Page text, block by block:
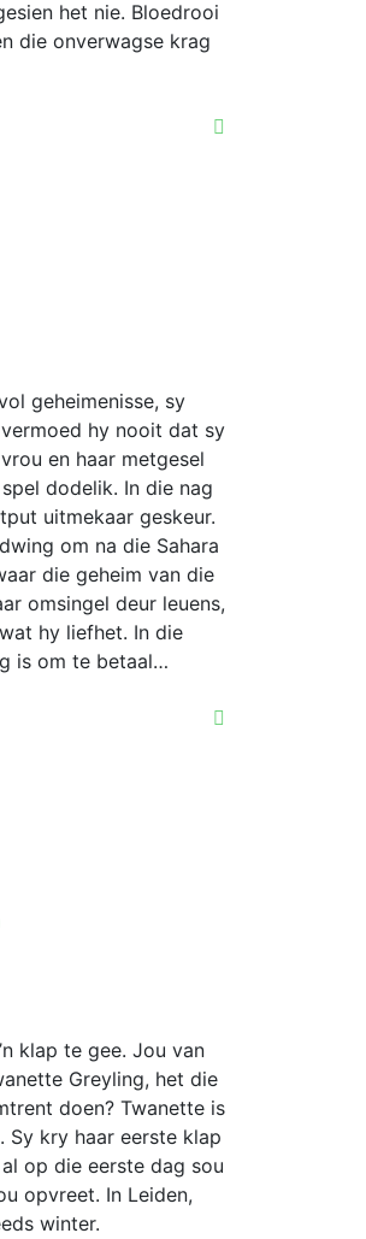
het nie. Bloedrooi
die onverwagse krag
geheimenisse, sy
hy nooit dat sy
en haar metgesel
dodelik. In die nag
uitmekaar geskeur.
om na die Sahara
die geheim van die
omsingel deur leuens,
hy liefhet. In die
is om te betaal…
klap te gee. Jou van
Greyling, het die
doen? Twanette is
Sy kry haar eerste klap
op die eerste dag sou
opvreet. In Leiden,
winter.